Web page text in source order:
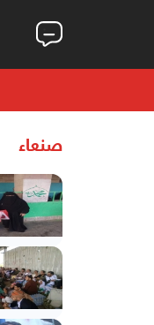
صنعاء